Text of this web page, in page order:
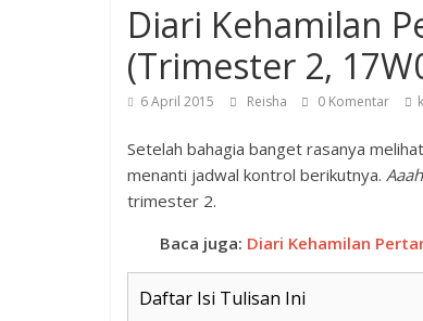
Diari Kehamilan
(Trimester 2,
6 April 2015 Reisha 0 Komentar
Setelah bahagia banget rasanya
menanti jadwal kontrol berikutnya.
trimester 2.
Baca juga: Diari Kehamilan
Daftar Isi Tulisan Ini